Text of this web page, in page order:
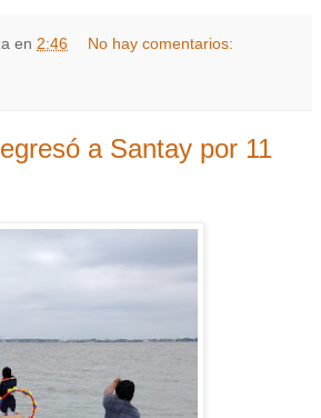
en 2:46 No hay comentarios:
a Santay por 11